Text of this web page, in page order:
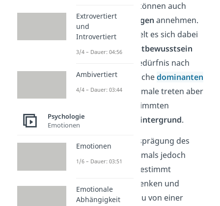
mancher Personen können auch
extreme Ausprägungen annehmen.
Beispielsweise handelt es sich dabei
um ein starkesSelbstbewusstsein
oder ein erhöhtes Bedürfnis nach
Aufmerksamkeit. Solchedominanten
Persönlichkeitsmerkmale treten aber
in der Regel bei bestimmten
Situationen in den
Hintergrund.
Tritt die extreme Ausprägung des
Persönlichkeitsmerkmals jedoch
dauerhaft
auf und bestimmt
ausschließlich das Denken und
Verhalten, sprichst du von einer
Extrovertiert
und
Introvertiert
3/4 – Dauer: 04:56
Ambivertiert
4/4 – Dauer: 03:44
Psychologie
Emotionen
Emotionen
1/6 – Dauer: 03:51
Emotionale
Abhängigkeit